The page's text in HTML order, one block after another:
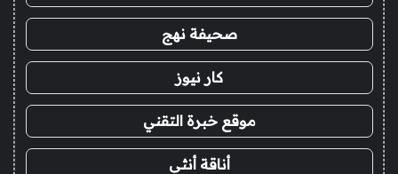
صحيفة نهج
كار نيوز
موقع خبرة التقني
أناقة أنثى